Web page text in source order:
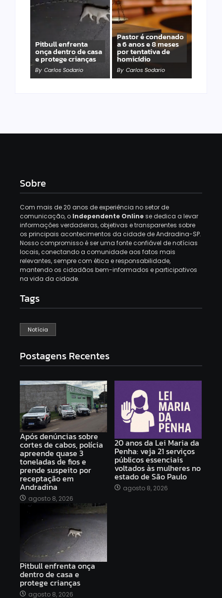
Pitbull enfrenta
onça dentro de casa
e protege crianças
By Carlos Sodario
Pastor é condenado
a 6 anos e 8 meses
por tentativa de
homicídio
By Carlos Sodario
Sobre
Com mais de 20 anos de experiência no setor de
comunicação, o Independente Onlinese dedica a levar
informações verdadeiras, objetivas e transparentes sobre
os principais acontecimentos da cidade de Andradina-SP.
Nosso compromisso é ser uma fonte confiável de notícias
locais, conectando a comunidade aos fatos mais
relevantes, sempre com ética e responsabilidade,
mantendo os cidadãos bem-informados e participativos
na vida da cidade.
Tags
Notícia
Postagens Recentes
Após denúncias sobre
cortes de cabos, polícia
apreende quase 3
toneladas de fios e
prende suspeito por
receptação em
Andradina
agosto 8, 2026
20 anos da Lei Maria da
Penha: veja 21 serviços
públicos essenciais
voltados às mulheres no
estado de São Paulo
agosto 8, 2026
Pitbull enfrenta onça
dentro de casa e
protege crianças
agosto 8, 2026